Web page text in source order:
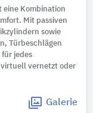
eine Kombination
Mit passiven
sowie
Türbeschlägen
jedes
virtuell vernetzt oder
Galerie